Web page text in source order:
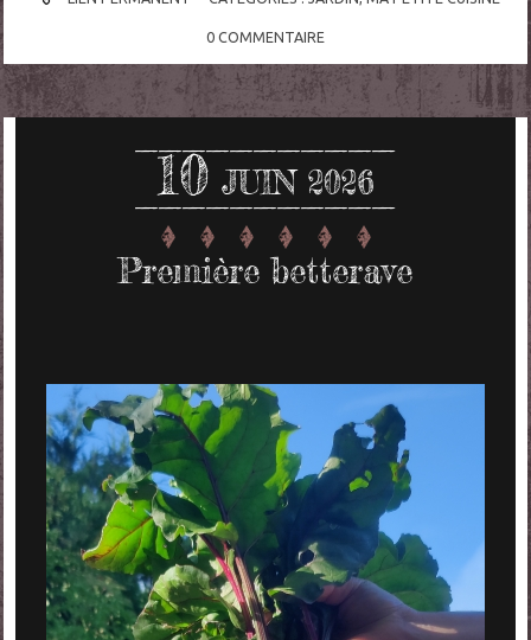
0 COMMENTAIRE
10 JUIN 2026
Première betterave